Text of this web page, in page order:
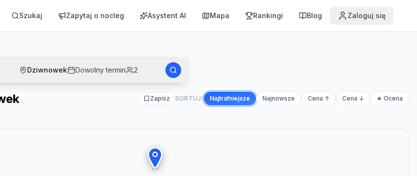
Szukaj Zapytaj o nocleg Asystent AI Mapa Rankingi Blog Zaloguj się
Dziwnowek Dowolny termin 2
Zapisz SORTUJ: Najtrafniejsze Najnowsze Cena ↑ Cena ↓ ★ Ocena